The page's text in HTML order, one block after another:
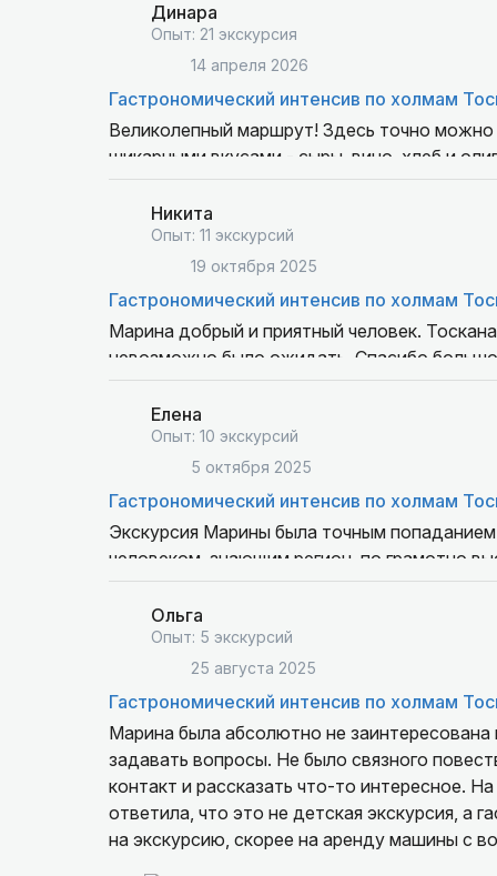
организации удалось не только увидеть
отдохнуть. Спасибо за незабываемые
рекомендуем всем, кто хочет получить
Динара
Опыт: 21 экскурсия
14 апреля 2026
Гастрономический интенсив по холмам
Великолепный маршрут! Здесь точно
шикарными вкусами - сыры, вино, хлеб и
Италией!
Автомобильный формат очень удобен для
Позитано стал одним из самых ярких
Никита
Опыт: 11 экскурсий
19 октября 2025
Гастрономический интенсив по холмам
Марина добрый и приятный человек.
невозможно было ожидать. Спасибо
Елена
Опыт: 10 экскурсий
5 октября 2025
Гастрономический интенсив по холмам
Экскурсия Марины была точным
человеком, знающим регион, по грамотно
уютные, маленькие городки, и сыроварня, и
гидом, но и интереснейшим собеседником.
Благодаря ей я узнала о регионе и жизни
красиво и познавательно. Если еще когда-
предложения по экскурсиям от Марины.
Ольга
Опыт: 5 экскурсий
25 августа 2025
Гастрономический интенсив по холмам
Марина была абсолютно не
задавать вопросы. Не было связного
контакт и рассказать что-то интересное.
ответила, что это не детская экскурсия, а
на экскурсию, скорее на аренду машины с